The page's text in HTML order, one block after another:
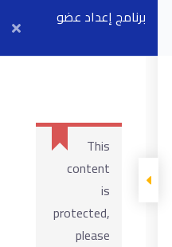
Arab Center
برنامج إعداد عضو
مجلس فض
بث مباشر ٦ أبريل
This
content
is
protected,
please